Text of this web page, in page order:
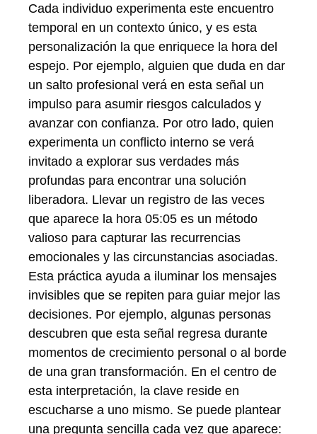
Cada individuo experimenta este encuentro
temporal en un contexto único, y es esta
personalización la que enriquece la hora del
espejo. Por ejemplo, alguien que duda en dar
un salto profesional verá en esta señal un
impulso para asumir riesgos calculados y
avanzar con confianza. Por otro lado, quien
experimenta un conflicto interno se verá
invitado a explorar sus verdades más
profundas para encontrar una solución
liberadora. Llevar un registro de las veces
que aparece la hora 05:05 es un método
valioso para capturar las recurrencias
emocionales y las circunstancias asociadas.
Esta práctica ayuda a iluminar los mensajes
invisibles que se repiten para guiar mejor las
decisiones. Por ejemplo, algunas personas
descubren que esta señal regresa durante
momentos de crecimiento personal o al borde
de una gran transformación. En el centro de
esta interpretación, la clave reside en
escucharse a uno mismo. Se puede plantear
una pregunta sencilla cada vez que aparece: